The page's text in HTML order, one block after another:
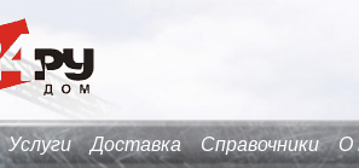
Услуги Доставка Справочники О